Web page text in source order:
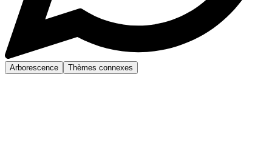
Arborescence Thèmes connexes